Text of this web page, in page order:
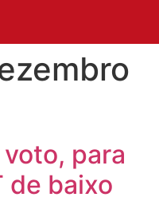
para
de baixo